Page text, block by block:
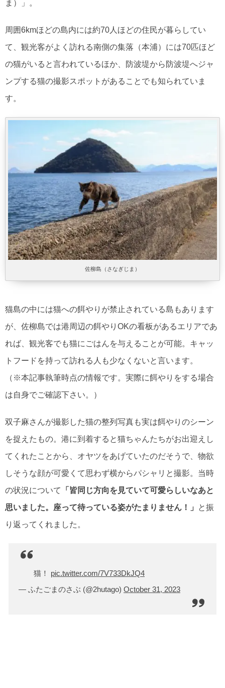
ま）」。
周囲6kmほどの島内には約70人ほどの住民が暮らしてい
て、観光客がよく訪れる南側の集落（本浦）には70匹ほど
の猫がいると言われているほか、防波堤から防波堤へジャ
ンプする猫の撮影スポットがあることでも知られていま
す。
佐柳島（さなぎじま）
猫島の中には猫への餌やりが禁止されている島もあります
が、佐柳島では港周辺の餌やりOKの看板があるエリアであ
れば、観光客でも猫にごはんを与えることが可能。キャッ
トフードを持って訪れる人も少なくないと言います。
（※本記事執筆時点の情報です。実際に餌やりをする場合
は自身でご確認下さい。）
双子麻さんが撮影した猫の整列写真も実は餌やりのシーン
を捉えたもの。港に到着すると猫ちゃんたちがお出迎えし
てくれたことから、オヤツをあげていたのだそうで、物欲
しそうな顔が可愛くて思わず横からパシャリと撮影。当時
の状況について
「皆同じ方向を見ていて可愛らしいなあと
思いました。座って待っている姿がたまりません！」
と振
り返ってくれました。
猫！ pic.twitter.com/7V733DkJQ4
— ふたごまのさぶ (@2hutago) October 31, 2023